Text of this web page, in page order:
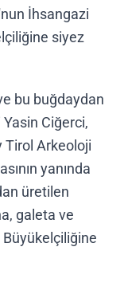
İhsangazi
siyez
bu buğdaydan
Ciğerci,
Tirol Arkeoloji
yanında
üretilen
galeta ve